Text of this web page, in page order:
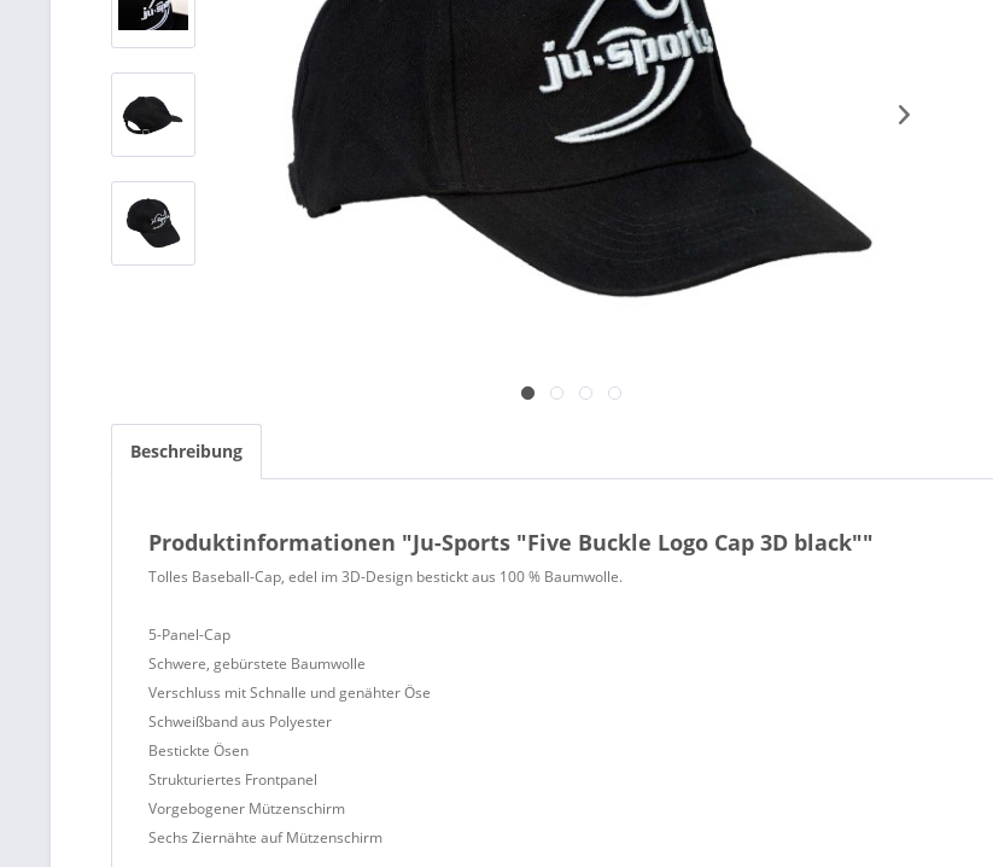
Beschreibung
Produktinformationen "Ju-Sports "Five Buckle Logo Cap 3D black""
Tolles Baseball-Cap, edel im 3D-Design bestickt aus 100 % Baumwolle.
5-Panel-Cap
Schwere, gebürstete Baumwolle
Verschluss mit Schnalle und genähter Öse
Schweißband aus Polyester
Bestickte Ösen
Strukturiertes Frontpanel
Vorgebogener Mützenschirm
Sechs Ziernähte auf Mützenschirm